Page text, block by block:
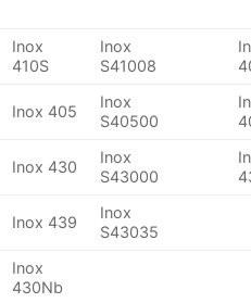
Inox
410S
Inox
S41008
Inox 405
Inox
S40500
Inox 430
Inox
S43000
Inox 439
Inox
S43035
Inox
430Nb